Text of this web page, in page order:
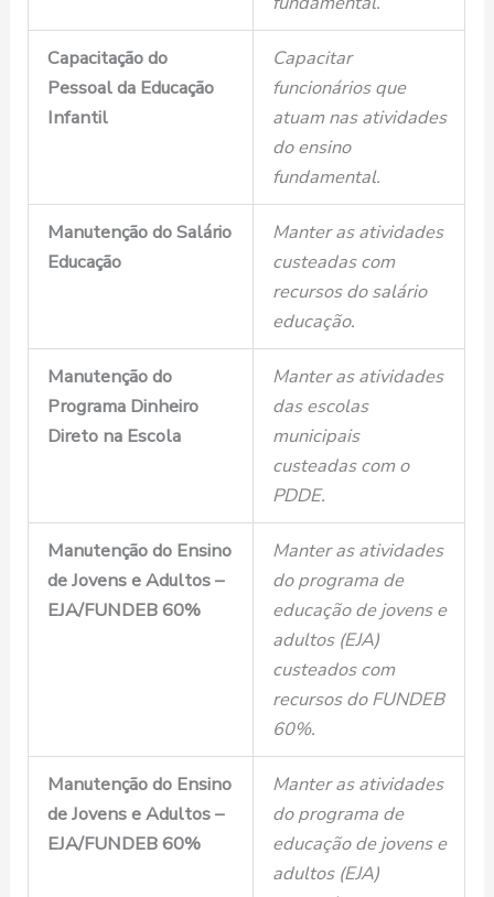
Capacitação do
Pessoal da Educação
Infantil
Capacitar
funcionários que
atuam nas atividades
do ensino
fundamental.
Manutenção do Salário
Educação
Manter as atividades
custeadas com
recursos do salário
educação.
Manutenção do
Programa Dinheiro
Direto na Escola
Manter as atividades
das escolas
municipais
custeadas com o
PDDE.
Manutenção do Ensino
de Jovens e Adultos –
EJA/FUNDEB 60%
Manter as atividades
do programa de
educação de jovens e
adultos (EJA)
custeados com
recursos do FUNDEB
60%.
Manutenção do Ensino
de Jovens e Adultos –
EJA/FUNDEB 60%
Manter as atividades
do programa de
educação de jovens e
adultos (EJA)